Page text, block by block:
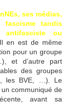
ses médias,
fascisme tandis
antifasciste ou
en est de même
pour un groupe
et d’autre part
des groupes
les BVE, …). Le
communiqué de
avant sa